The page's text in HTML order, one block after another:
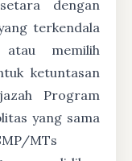
dengan
terkendala
memilih
ketuntasan
Program
yang sama
MTs